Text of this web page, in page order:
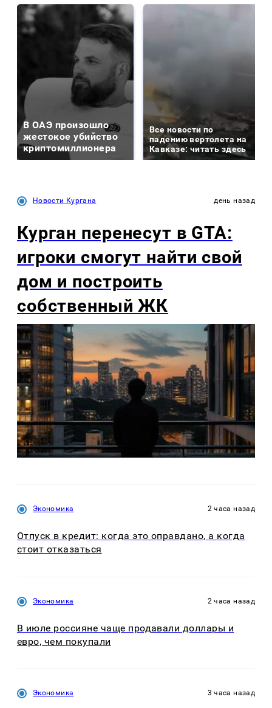
В ОАЭ произошло
жестокое убийство
криптомиллионера
Все новости по
падению вертолета на
Кавказе: читать здесь
Новости Кургана день назад
Курган перенесут в GTA:
игроки смогут найти свой
дом и построить
собственный ЖК
Экономика 2 часа назад
Отпуск в кредит: когда это оправдано, а когда
стоит отказаться
Экономика 2 часа назад
В июле россияне чаще продавали доллары и
евро, чем покупали
Экономика 3 часа назад